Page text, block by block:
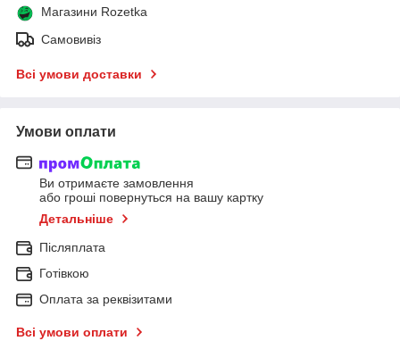
Магазини Rozetka
Самовивіз
Всі умови доставки
Умови оплати
Ви отримаєте замовлення
або гроші повернуться на вашу картку
Детальніше
Післяплата
Готівкою
Оплата за реквізитами
Всі умови оплати